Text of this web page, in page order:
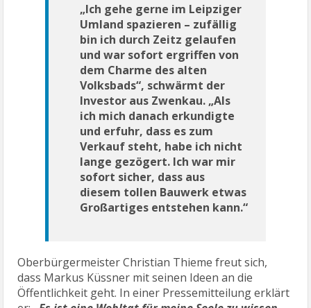
„Ich gehe gerne im Leipziger
Umland spazieren – zufällig
bin ich durch Zeitz gelaufen
und war sofort ergriffen von
dem Charme des alten
Volksbads“, schwärmt der
Investor aus Zwenkau. „Als
ich mich danach erkundigte
und erfuhr, dass es zum
Verkauf steht, habe ich nicht
lange gezögert. Ich war mir
sofort sicher, dass aus
diesem tollen Bauwerk etwas
Großartiges entstehen kann.“
Oberbürgermeister Christian Thieme freut sich,
dass Markus Küssner mit seinen Ideen an die
Öffentlichkeit geht. In einer Pressemitteilung erklärt